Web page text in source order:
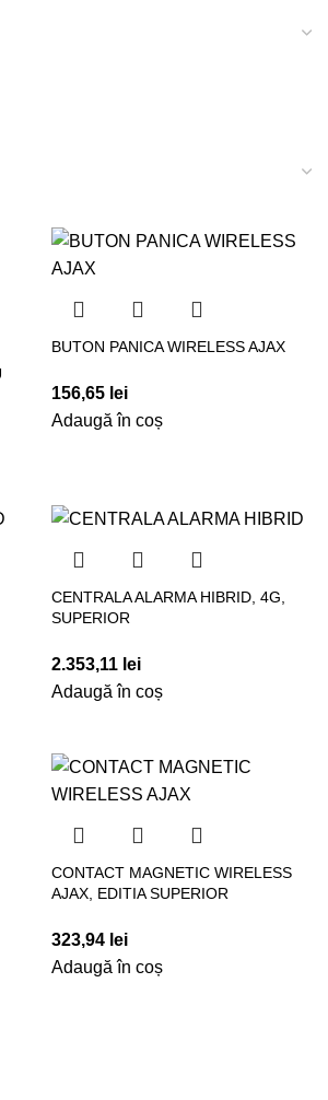
BUTON PANICA WIRELESS AJAX
156,65 lei
Adaugă în coș
CENTRALA ALARMA HIBRID, 4G,
SUPERIOR
2.353,11 lei
Adaugă în coș
CONTACT MAGNETIC WIRELESS
AJAX, EDITIA SUPERIOR
323,94 lei
Adaugă în coș